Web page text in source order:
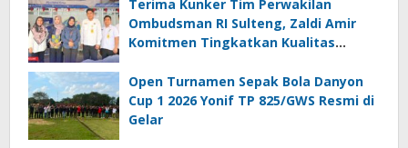
Terima Kunker Tim Perwakilan
Ombudsman RI Sulteng, Zaldi Amir
Komitmen Tingkatkan Kualitas
Mal Administrasi
Open Turnamen Sepak Bola Danyon
Cup 1 2026 Yonif TP 825/GWS Resmi di
Gelar